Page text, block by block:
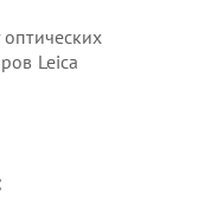
Leica